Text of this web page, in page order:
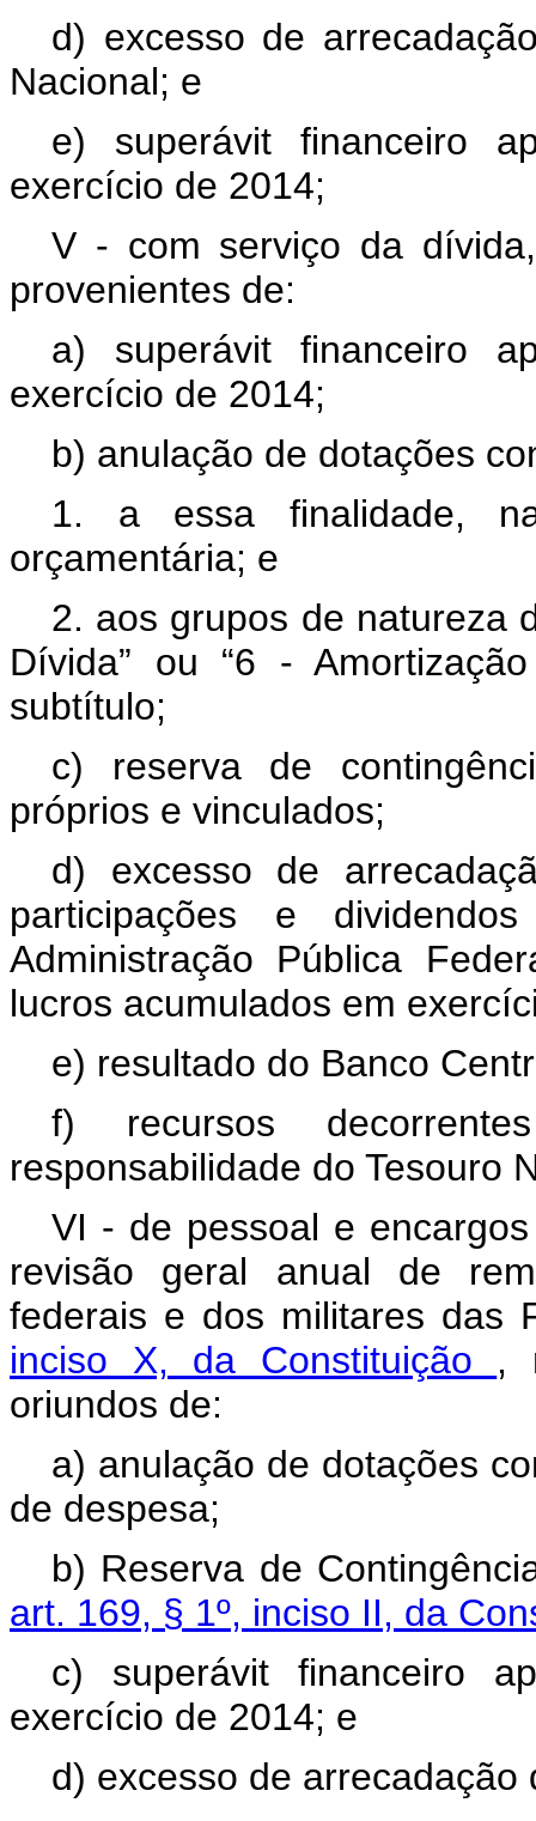
d) excesso de
Nacional; e
e) superávit financeiro
exercício de 2014;
V - com serviço da
provenientes de:
a) superávit financeiro
exercício de 2014;
b) anulação de dotações
1. a essa finalidade,
orçamentária; e
2. aos grupos de natureza
Dívida” ou “6 -
subtítulo;
c) reserva de
próprios e vinculados;
d) excesso de
participações e
Administração Pública
lucros acumulados em
e) resultado do Banco
f) recursos
responsabilidade do Tesouro
VI - de pessoal e
revisão geral anual de
federais e dos militares das
inciso X, da Constituição ,
oriundos de:
a) anulação de dotações
de despesa;
b) Reserva de
art. 169, § 1º, inciso II, da
c) superávit financeiro
exercício de 2014; e
d) excesso de arrecadação